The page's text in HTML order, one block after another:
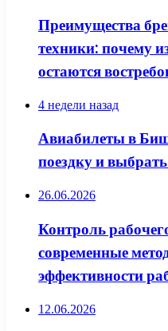
Преимущества
техники: почему
остаются
4 недели назад
Авиабилеты в
поездку и
26.06.2026
Контроль
современные
эффективности
12.06.2026